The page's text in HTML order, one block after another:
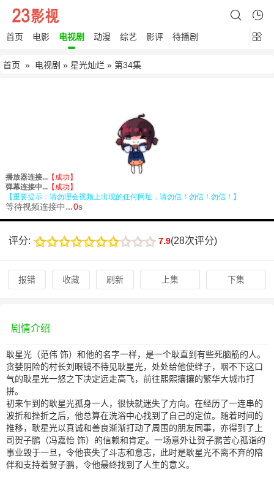
首页 电影 电视剧 动漫 综艺 影评 待播剧
首页 » 电视剧 » 星光灿烂 » 第34集
评分: 7.9(28次评分)
报错 收藏 刷新 上集 下集
剧情介绍
耿星光（范伟 饰）和他的名字一样，是一个耿直到有些死脑筋的人。
贪婪阴险的村长刘眼镜不待见耿星光，处处给他使绊子，咽不下这口
气的耿星光一怒之下决定远走高飞，前往熙熙攘攘的繁华大城市打
拼。
初来乍到的耿星光孤身一人，很快就迷失了方向。在经历了一连串的
波折和挫折之后，他总算在洗浴中心找到了自己的定位。随着时间的
推移，耿星光以真诚和善良渐渐打动了周围的朋友同事，亦得到了上
司贺子鹏（冯嘉怡 饰）的信赖和肯定。一场意外让贺子鹏苦心孤诣的
事业毁于一旦，令他丧失了斗志和意志，此时是耿星光不离不弃的陪
伴和支持着贺子鹏，令他最终找到了人生的意义。